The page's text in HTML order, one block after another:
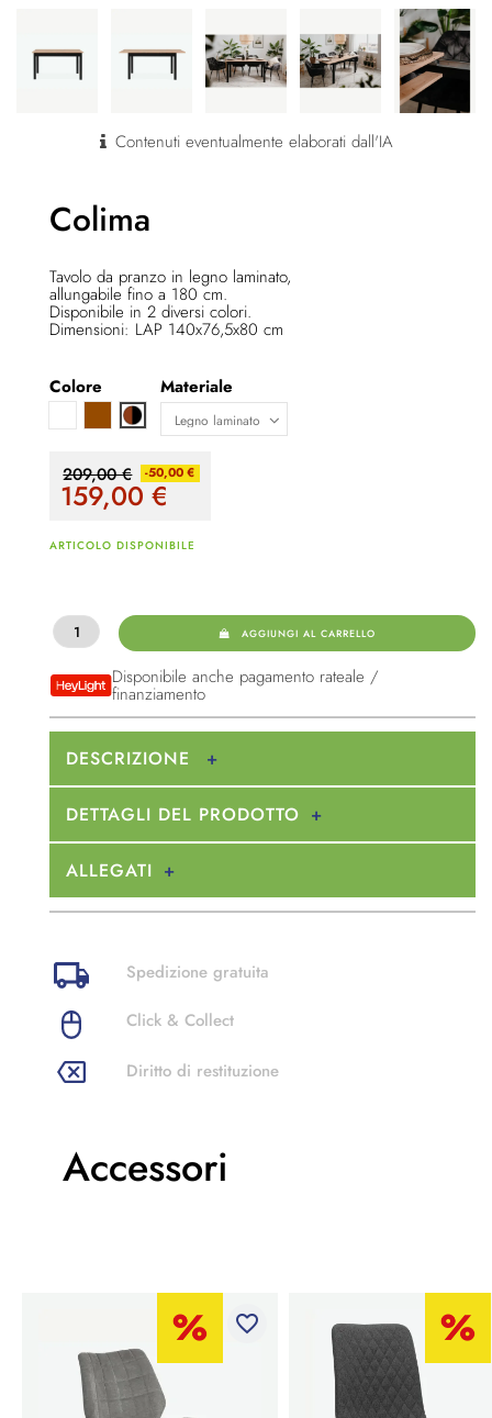
Contenuti eventualmente elaborati dall'IA
Colima
Tavolo da pranzo in legno laminato,
allungabile fino a 180 cm.
Disponibile in 2 diversi colori.
Dimensioni: LAP 140x76,5x80 cm
Colore
MarroneMarrone / nero
Materiale
209,00 € -50,00 €
159,00€
ARTICOLO DISPONIBILE
AGGIUNGI AL CARRELLO
Disponibile anche pagamento rateale /
finanziamento
DESCRIZIONE
DETTAGLI DEL PRODOTTO
ALLEGATI
Spedizione gratuita
Click & Collect
Diritto di restituzione
Accessori
favorite_border